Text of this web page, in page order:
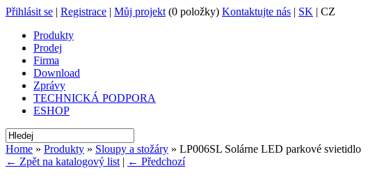
Přihlásit se | Registrace | Můj projekt (0 položky) Kontaktujte nás | SK | CZ
Produkty
Prodej
Firma
Download
Zprávy
TECHNICKÁ PODPORA
ESHOP
Home » Produkty » Sloupy a stožáry » LP006SL Solárne LED parkové svietidlo
← Zpět na katalogový list | ← Předchozí